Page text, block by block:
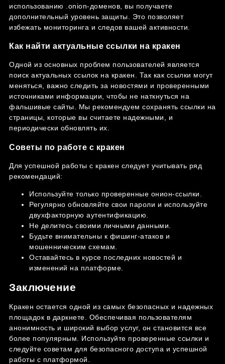
использованию .onion-доменов, вы получаете
дополнительный уровень защиты. Это позволяет
избежать мониторинга и следов вашей активности.
Как найти актуальные ссылки на кракен
Одной из основных проблем пользователей является
поиск актуальных ссылок на кракен. Так как ссылки могут
меняться, важно следить за новостями и проверенными
источниками информации, чтобы не наткнуться на
фальшивые сайты. Мы рекомендуем сохранять ссылки на
страницы, которые вы считаете надежными, и
периодически обновлять их.
Советы по работе с кракен
Для успешной работы с кракен следует учитывать ряд
рекомендаций:
Используйте только проверенные онион-ссылки.
Регулярно обновляйте свои пароли и используйте
двухфакторную аутентификацию.
Не делитесь своими личными данными.
Будьте внимательны к фишинг-атаков и
мошенническим схемам.
Оставайтесь в курсе последних новостей и
изменений на платформе.
Заключение
Кракен остается одной из самых безопасных и надежных
площадок в даркнете. Обеспечивая пользователям
анонимность и широкий выбор услуг, он становится все
более популярным. Используйте проверенные ссылки и
следуйте советам для безопасного доступа и успешной
работы с платформой.